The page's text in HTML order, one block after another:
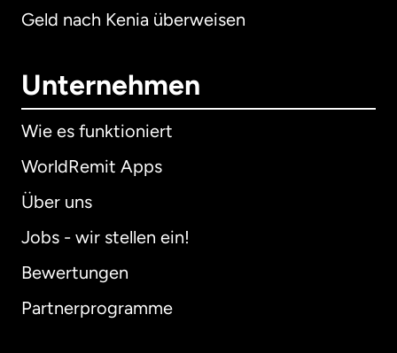
Geld nach Kenia überweisen
Unternehmen
Wie es funktioniert
WorldRemit Apps
Über uns
Jobs - wir stellen ein!
Bewertungen
Partnerprogramme